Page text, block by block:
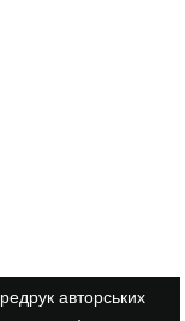
авторських